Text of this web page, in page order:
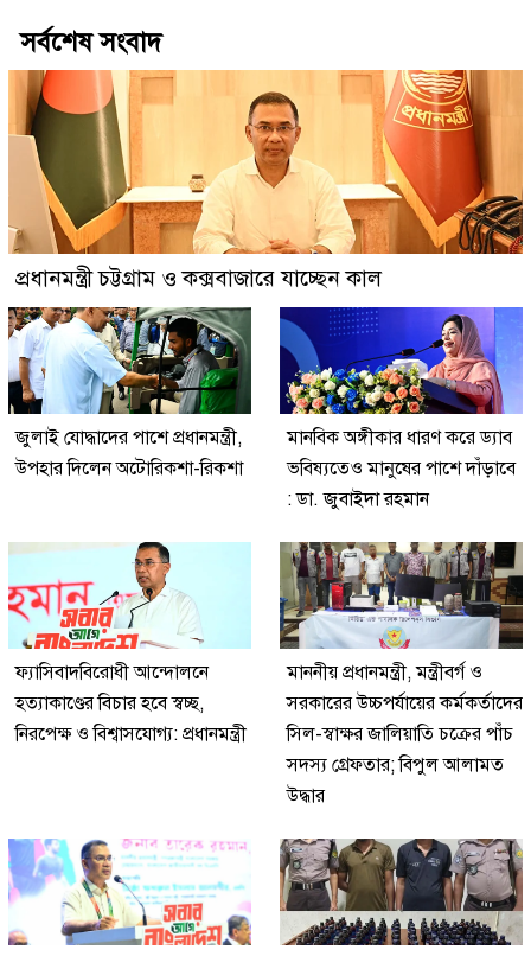
সর্বশেষ সংবাদ
প্রধানমন্ত্রী চট্টগ্রাম ও কক্সবাজারে যাচ্ছেন কাল
জুলাই যোদ্ধাদের পাশে প্রধানমন্ত্রী,
উপহার দিলেন অটোরিকশা-রিকশা
মানবিক অঙ্গীকার ধারণ করে ড্যাব
ভবিষ্যতেও মানুষের পাশে দাঁড়াবে
: ডা. জুবাইদা রহমান
ফ্যাসিবাদবিরোধী আন্দোলনে
হত্যাকাণ্ডের বিচার হবে স্বচ্ছ,
নিরপেক্ষ ও বিশ্বাসযোগ্য: প্রধানমন্ত্রী
মাননীয় প্রধানমন্ত্রী, মন্ত্রীবর্গ ও
সরকারের উচ্চপর্যায়ের কর্মকর্তাদের
সিল-স্বাক্ষর জালিয়াতি চক্রের পাঁচ
সদস্য গ্রেফতার; বিপুল আলামত
উদ্ধার